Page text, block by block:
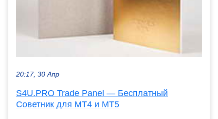
20:17, 30 Апр
S4U.PRO Trade Panel — Бесплатный
Советник для MT4 и MT5